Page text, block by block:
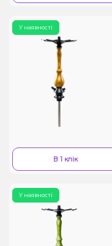
У наявності
В 1 клік
У наявності